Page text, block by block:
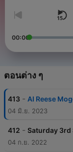
00:00
ตอนต่าง ๆ
413 - AI Reese
04 มิ.ย. 2023
412 - Saturday 3rd
04 ก.ย. 2022